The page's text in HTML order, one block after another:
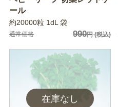
ール
約20000粒 1dL 袋
通常価格 990円(税込)